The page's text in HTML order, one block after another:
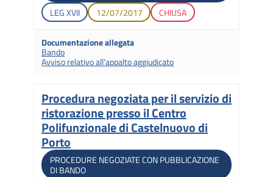
Legislatura di apertura
LEGXVII Data di apertura
12/07/2017 Stato gara
CHIUSA
Documentazione allegata
Bando
Avviso relativo all'appalto aggiudicato
Titolo
Procedura negoziata per il servizio di
ristorazione presso il Centro
Polifunzionale di Castelnuovo di
Porto
Tipologia di gara
PROCEDURE NEGOZIATE CON PUBBLICAZIONE
DI BANDO